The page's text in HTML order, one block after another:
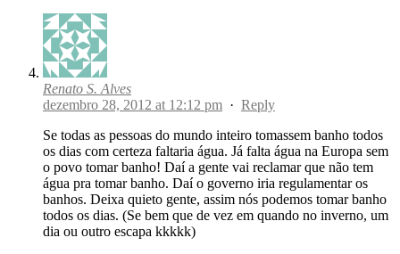
Renato S. Alves
dezembro 28, 2012 at 12:12 pm · Reply
Se todas as pessoas do mundo inteiro tomassem banho todos
os dias com certeza faltaria água. Já falta água na Europa sem
o povo tomar banho! Daí a gente vai reclamar que não tem
água pra tomar banho. Daí o governo iria regulamentar os
banhos. Deixa quieto gente, assim nós podemos tomar banho
todos os dias. (Se bem que de vez em quando no inverno, um
dia ou outro escapa kkkkk)